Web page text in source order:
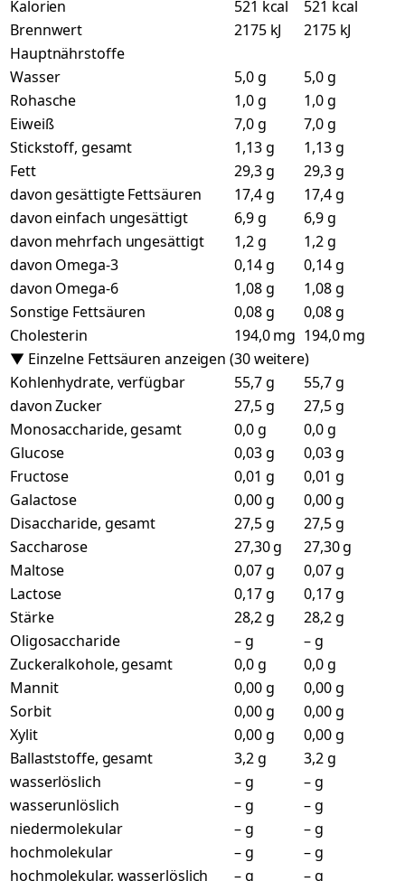
Kalorien 521 kcal
521 kcal
Brennwert
2175 kJ
2175 kJ
Hauptnährstoffe
Wasser
5,0 g
5,0 g
Rohasche
1,0 g
1,0 g
Eiweiß
7,0 g
7,0 g
Stickstoff, gesamt
1,13 g
1,13 g
Fett
29,3 g
29,3 g
davon gesättigte Fettsäuren
17,4 g
17,4 g
davon einfach ungesättigt
6,9 g
6,9 g
davon mehrfach ungesättigt
1,2 g
1,2 g
davon Omega-3
0,14 g
0,14 g
davon Omega-6
1,08 g
1,08 g
Sonstige Fettsäuren
0,08 g
0,08 g
Cholesterin
194,0 mg 194,0 mg
▼ Einzelne Fettsäuren anzeigen (30 weitere)
Kohlenhydrate, verfügbar
55,7 g
55,7 g
davon Zucker
27,5 g
27,5 g
Monosaccharide, gesamt
0,0 g
0,0 g
Glucose
0,03 g
0,03 g
Fructose
0,01 g
0,01 g
Galactose
0,00 g
0,00 g
Disaccharide, gesamt
27,5 g
27,5 g
Saccharose
27,30 g
27,30 g
Maltose
0,07 g
0,07 g
Lactose
0,17 g
0,17 g
Stärke
28,2 g
28,2 g
Oligosaccharide
– g
– g
Zuckeralkohole, gesamt
0,0 g
0,0 g
Mannit
0,00 g
0,00 g
Sorbit
0,00 g
0,00 g
Xylit
0,00 g
0,00 g
Ballaststoffe, gesamt
3,2 g
3,2 g
wasserlöslich
– g
– g
wasserunlöslich
– g
– g
niedermolekular
– g
– g
hochmolekular
– g
– g
hochmolekular, wasserlöslich
– g
– g